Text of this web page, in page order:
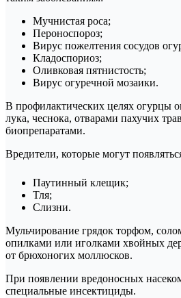
Мучнистая роса;
Пероноспороз;
Вирус пожелтения сосудов
Кладоспориоз;
Оливковая пятнистость;
Вирус огуречной мозаики.
В профилактических целях огурцы
лука, чеснока, отварами пахучих
биопрепаратами.
Вредители, которые могут
Паутинный клещик;
Тля;
Слизни.
Мульчирование грядок торфом,
опилками или иголками хвойных
от брюхоногих моллюсков.
При появлении вредоносных
специальные инсектициды.